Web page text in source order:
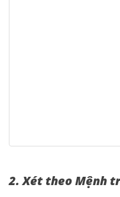
2. Xét theo Mệnh